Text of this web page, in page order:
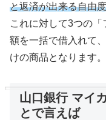
と返済が出来る自由
これに対して3つの
額を一括で借入れて
けの商品となります。
山口銀行 マイ
とで言えば